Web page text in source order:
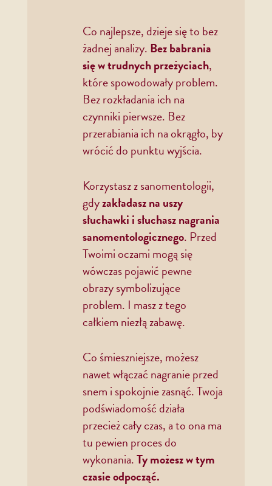
Co najlepsze, dzieje się to bez
żadnej analizy. Bez babrania
się w trudnych przeżyciach,
które spowodowały problem.
Bez rozkładania ich na
czynniki pierwsze. Bez
przerabiania ich na okrągło, by
wrócić do punktu wyjścia.
Korzystasz z sanomentologii,
gdyzakładasz na uszy
słuchawki i słuchasz nagrania
sanomentologicznego. Przed
Twoimi oczami mogą się
wówczas pojawić pewne
obrazy symbolizujące
problem. I masz z tego
całkiem niezłą zabawę.
Co śmieszniejsze, możesz
nawet włączać nagranie przed
snem i spokojnie zasnąć. Twoja
podświadomość działa
przecież cały czas, a to ona ma
tu pewien proces do
wykonania.Ty możesz w tym
czasie odpocząć.